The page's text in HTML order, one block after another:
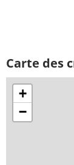
Carte des
+
−